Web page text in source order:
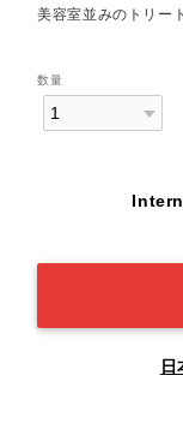
美容室並みのトリー
数量